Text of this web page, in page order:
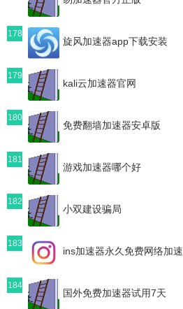
178
旋风加速器app下载安装
179
kali云加速器官网
180
免费翻墙加速器安卓版
181
游戏加速器哪个好
182
小双建设骗局
183
ins加速器永久免费网络加速
184
国外免费加速器试用7天